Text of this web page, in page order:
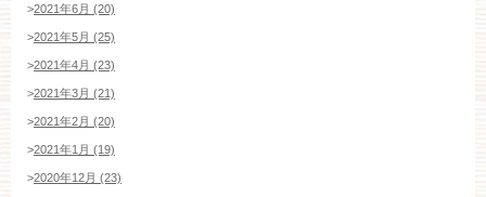
>2021年6月 (20)
>2021年5月 (25)
>2021年4月 (23)
>2021年3月 (21)
>2021年2月 (20)
>2021年1月 (19)
>2020年12月 (23)